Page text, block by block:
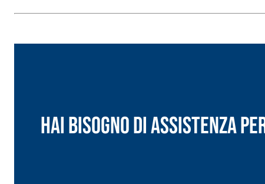
Hai bisogno di assistenza
Guaina impermeabilizzante elastica
cementizia